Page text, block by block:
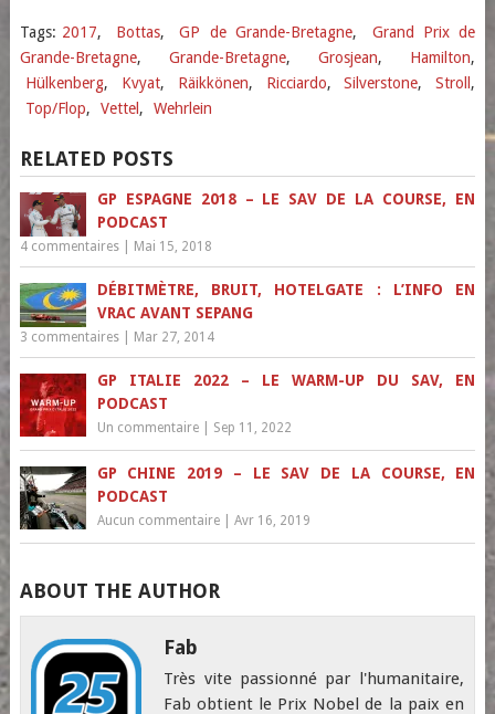
Tags: 2017, Bottas, GP de Grande-Bretagne,
Grand Prix de
Grande-Bretagne, Grande-Bretagne, Grosjean, Hamilton,
Hülkenberg, Kvyat, Räikkönen, Ricciardo, Silverstone, Stroll ,
Top/Flop, Vettel , Wehrlein
RELATED POSTS
GP ESPAGNE 2018 – LE SAV DE LA COURSE, EN
PODCAST
4 commentaires| Mai 15, 2018
DÉBITMÈTRE, BRUIT, HOTELGATE : L’INFO EN
VRAC AVANT SEPANG
3 commentaires| Mar 27, 2014
GP ITALIE 2022 – LE WARM-UP DU SAV, EN
PODCAST
Un commentaire| Sep 11, 2022
GP CHINE 2019 – LE SAV DE LA COURSE, EN
PODCAST
Aucun commentaire| Avr 16, 2019
ABOUT THE AUTHOR
Fab
Très vite passionné par l'humanitaire,
Fab obtient le Prix Nobel de la paix en